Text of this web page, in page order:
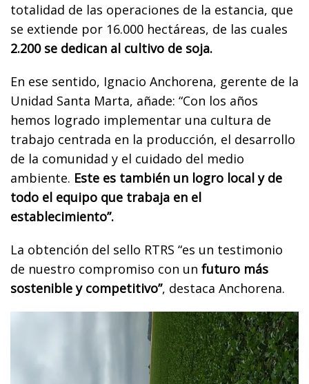
totalidad de las operaciones de la estancia, que
se extiende por 16.000 hectáreas, de las cuales
2.200 se dedican al cultivo de soja.
En ese sentido, Ignacio Anchorena, gerente de la
Unidad Santa Marta, añade: “Con los años
hemos logrado implementar una cultura de
trabajo centrada en la producción, el desarrollo
de la comunidad y el cuidado del medio
ambiente. Este es también un logro local y de
todo el equipo que trabaja en el
establecimiento”.
La obtención del sello RTRS “es un testimonio
de nuestro compromiso con un futuro más
sostenible y competitivo”, destaca Anchorena.